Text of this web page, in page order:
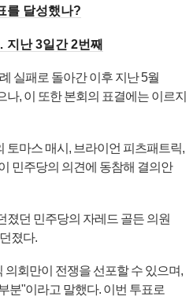
를 달성했나?
지난 3일간 2번째
실패로 돌아간 이후 지난 5월
, 이 또한 본회의 표결에는 이르지
토마스 매시, 브라이언 피츠패트릭,
민주당의 의견에 동참해 결의안
졌던 민주당의 자레드 골든 의원
졌다.
의회만이 전쟁을 선포할 수 있으며,
분"이라고 말했다. 이번 투표로